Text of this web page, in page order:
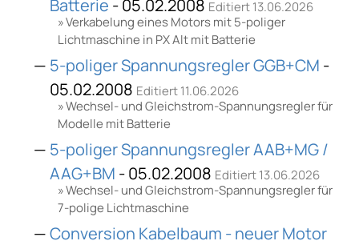
Batterie - 05.02.2008 Editiert 13.06.2026
Verkabelung eines Motors mit 5-poliger
Lichtmaschine in PX Alt mit Batterie
5-poliger Spannungsregler GGB+CM -
05.02.2008 Editiert 11.06.2026
Wechsel- und Gleichstrom-Spannungsregler für
Modelle mit Batterie
5-poliger Spannungsregler AAB+MG /
AAG+BM - 05.02.2008 Editiert 13.06.2026
Wechsel- und Gleichstrom-Spannungsregler für
7-polige Lichtmaschine
Conversion Kabelbaum - neuer Motor